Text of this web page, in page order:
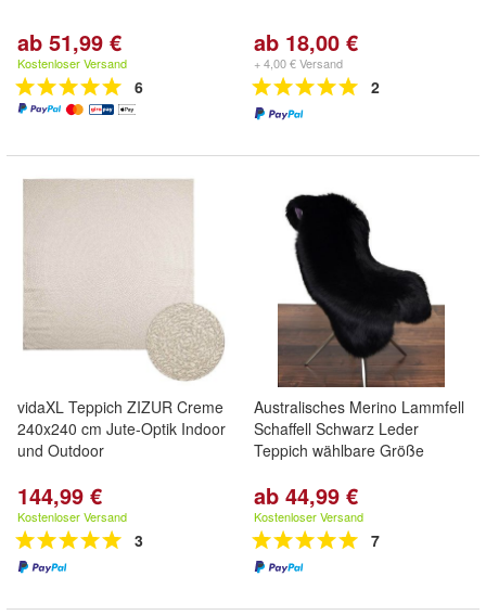
ab 51,99 €
Kostenloser Versand
6
ab 18,00 €
+ 4,00 € Versand
2
vidaXL Teppich ZIZUR Creme
240x240 cm Jute-Optik Indoor
und Outdoor
144,99 €
Kostenloser Versand
3
Australisches Merino Lammfell
Schaffell Schwarz Leder
Teppich wählbare Größe
ab 44,99 €
Kostenloser Versand
7